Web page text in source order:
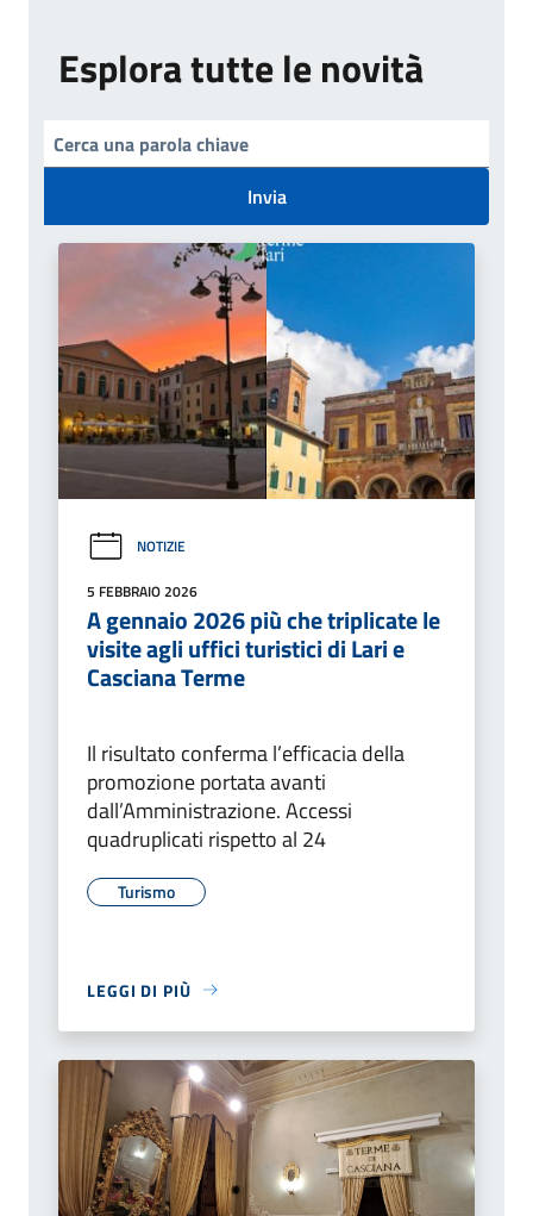
Esplora tutte le novità
Invia
NOTIZIE
5 FEBBRAIO 2026
A gennaio 2026 più che triplicate le
visite agli uffici turistici di Lari e
Casciana Terme
Il risultato conferma l’efficacia della
promozione portata avanti
dall’Amministrazione. Accessi
quadruplicati rispetto al 24
Turismo
LEGGI DI PIÙ